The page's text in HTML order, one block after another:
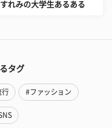
すれみの大学生あるある
タグ
行 #ファッション